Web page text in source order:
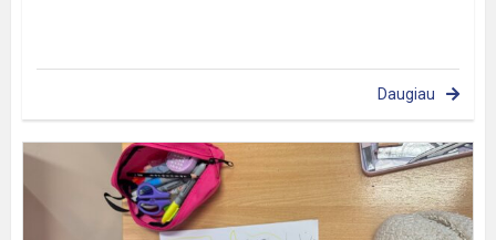
Daugiau